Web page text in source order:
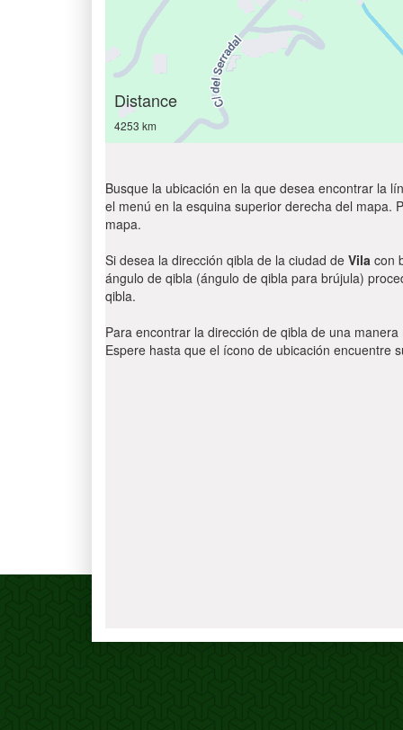
Distance
4253 km
Busque la ubicación en la que desea encontrar la
el menú en la esquina superior derecha del mapa.
mapa.
Si desea la dirección qibla de la ciudad de Vila con
ángulo de qibla (ángulo de qibla para brújula)
qibla.
Para encontrar la dirección de qibla de una
Espere hasta que el ícono de ubicación encuentre